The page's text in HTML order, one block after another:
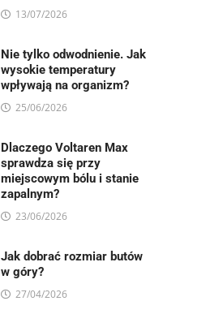
13/07/2026
Nie tylko odwodnienie. Jak
wysokie temperatury
wpływają na organizm?
25/06/2026
Dlaczego Voltaren Max
sprawdza się przy
miejscowym bólu i stanie
zapalnym?
23/06/2026
Jak dobrać rozmiar butów
w góry?
27/04/2026